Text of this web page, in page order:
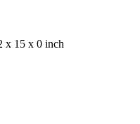
x 15 x 0 inch